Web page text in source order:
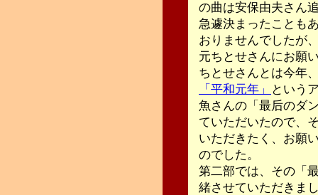
の曲は安保由夫さん
急遽決まったことも
おりませんでしたが
元ちとせさんにお願
ちとせさんとは今年
「平和元年」
という
魚さんの「最后のダ
ていただいたので、
いただきたく、お願
のでした。
第二部では、その「
緒させていただきま